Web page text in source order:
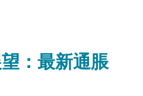
：最新通脹